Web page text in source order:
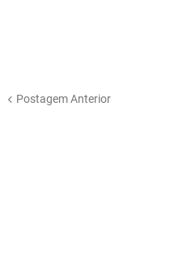
Postagem Anterior